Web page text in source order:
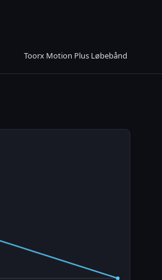
Toorx Motion Plus Løbebånd